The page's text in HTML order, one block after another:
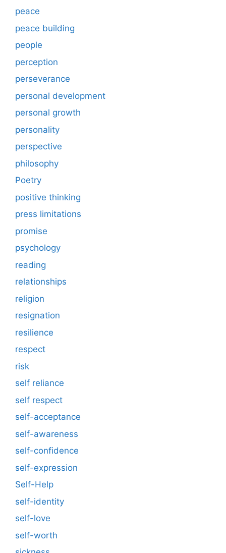
peace
peace building
people
perception
perseverance
personal development
personal growth
personality
perspective
philosophy
Poetry
positive thinking
press limitations
promise
psychology
reading
relationships
religion
resignation
resilience
respect
risk
self reliance
self respect
self-acceptance
self-awareness
self-confidence
self-expression
Self-Help
self-identity
self-love
self-worth